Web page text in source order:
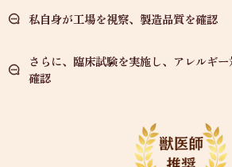
私自身が工場を視察、製造品質を確認
さらに、臨床試験を実施し、アレルギ
確認